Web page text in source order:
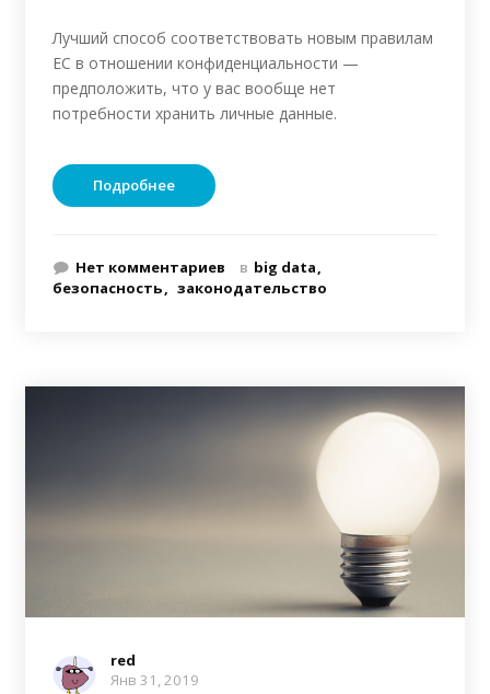
Лучший способ соответствовать новым правилам
ЕС в отношении конфиденциальности —
предположить, что у вас вообще нет
потребности хранить личные данные.
Подробнее
Нет комментариев в big data
безопасность
законодательство
red
Янв 31, 2019